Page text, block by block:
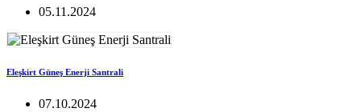
05.11.2024
Eleşkirt Güneş Enerji Santrali
07.10.2024